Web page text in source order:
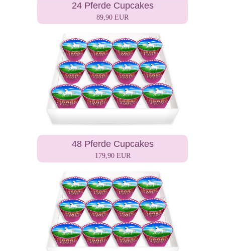
24 Pferde Cupcakes
89,90 EUR
48 Pferde Cupcakes
179,90 EUR